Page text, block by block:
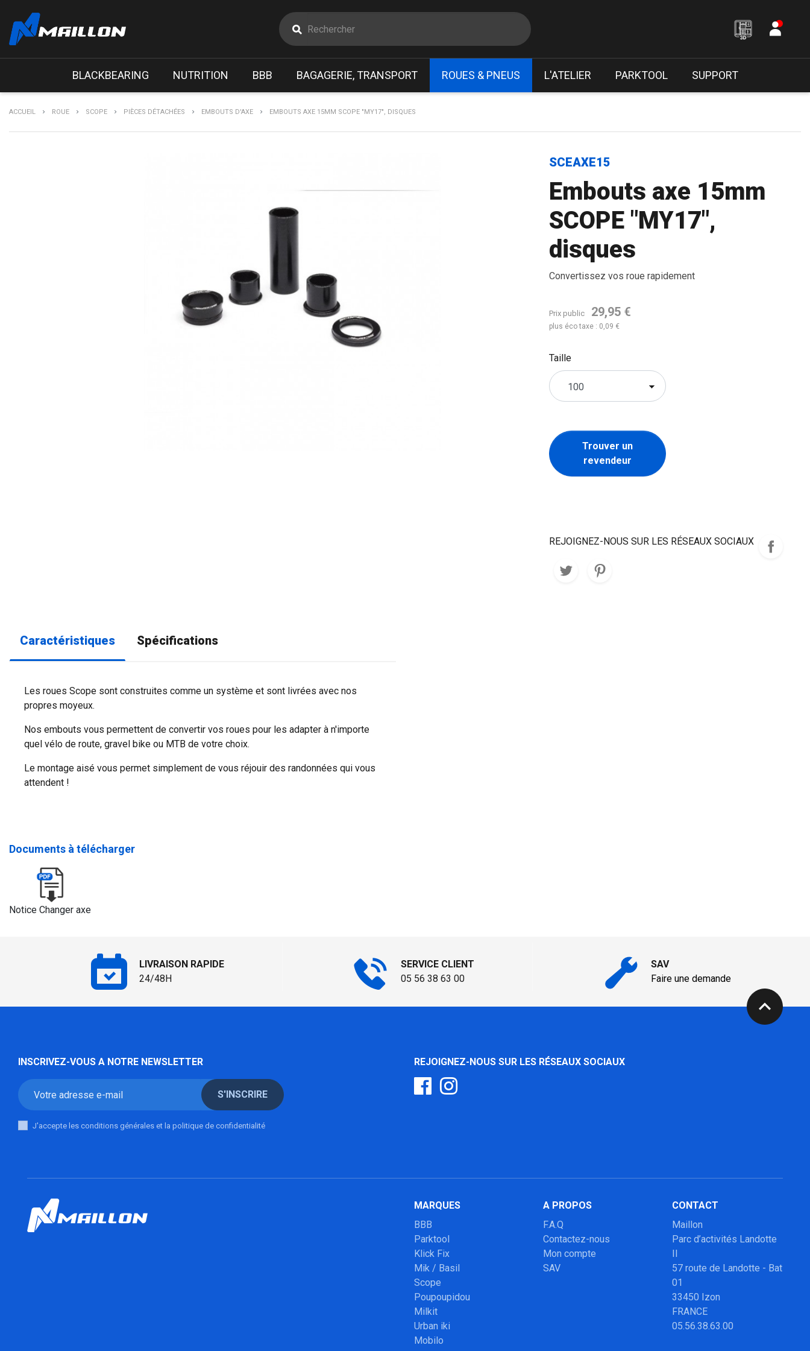
BLACKBEARING NUTRITION BBB BAGAGERIE, TRANSPORT ROUES & PNEUS L'ATELIER PARKTOOL SUPPORT
ACCUEIL ROUE SCOPE PIÈCES DÉTACHÉES EMBOUTS D'AXE EMBOUTS AXE 15MM SCOPE "MY17", DISQUES
SCEAXE15
Embouts axe 15mm
SCOPE "MY17",
disques
Convertissez vos roue rapidement
Prix public 29,95 €
plus éco taxe : 0,09 €
Taille
Trouver un
revendeur
REJOIGNEZ-NOUS SUR LES RÉSEAUX SOCIAUX
Caractéristiques Spécifications
Les roues Scope sont construites comme un système et sont livrées avec nos
propres moyeux.
Nos embouts vous permettent de convertir vos roues pour les adapter à n'importe
quel vélo de route, gravel bike ou MTB de votre choix.
Le montage aisé vous permet simplement de vous réjouir des randonnées qui vous
attendent !
Documents à télécharger
Notice Changer axe
LIVRAISON RAPIDE
24/48H
SERVICE CLIENT
05 56 38 63 00
SAV
Faire une demande
expand_less
INSCRIVEZ-VOUS A NOTRE NEWSLETTER
S'INSCRIRE
J'accepte les conditions générales et la politique de confidentialité
REJOIGNEZ-NOUS SUR LES RÉSEAUX SOCIAUX
MARQUES
BBB
Parktool
Klick Fix
Mik / Basil
Scope
Poupoupidou
Milkit
Urban iki
Mobilo
A PROPOS
F.A.Q
Contactez-nous
Mon compte
SAV
CONTACT
Maillon
Parc d’activités Landotte
II
57 route de Landotte - Bat
01
33450 Izon
FRANCE
05.56.38.63.00